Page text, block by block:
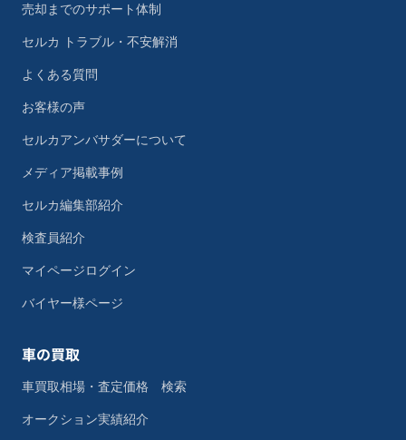
売却までのサポート体制
セルカ トラブル・不安解消
よくある質問
お客様の声
セルカアンバサダーについて
メディア掲載事例
セルカ編集部紹介
検査員紹介
マイページログイン
バイヤー様ページ
車の買取
車買取相場・査定価格 検索
オークション実績紹介